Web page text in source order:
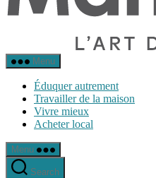
Menu
Éduquer autrement
Travailler de la maison
Vivre mieux
Acheter local
Menu
Search